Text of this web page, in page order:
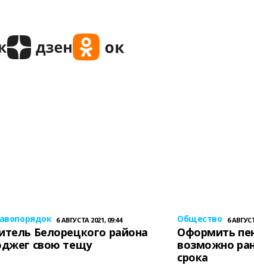
6 АВГУСТА 2021, 09:44
Белорецкого района
свою тещу
Общество 6
Оформить
возможно
срока